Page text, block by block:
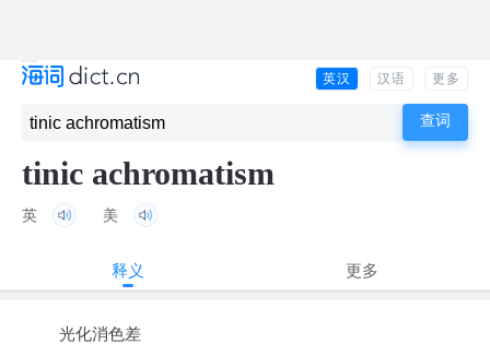
英汉 汉语 更多
tinic achromatism
英 美
释义 更多
光化消色差